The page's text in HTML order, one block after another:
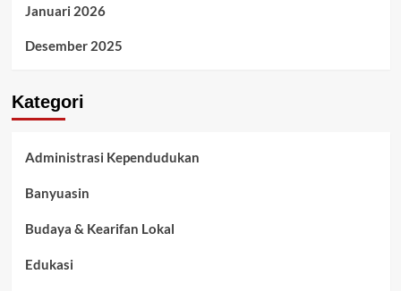
Januari 2026
Desember 2025
Kategori
Administrasi Kependudukan
Banyuasin
Budaya & Kearifan Lokal
Edukasi